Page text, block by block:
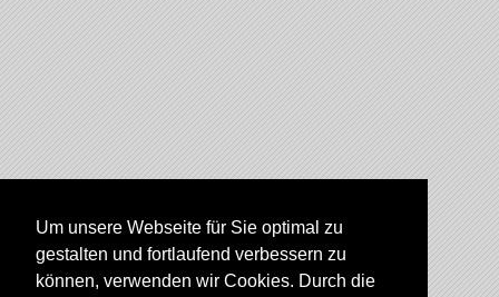
Um unsere Webseite für Sie optimal zu
gestalten und fortlaufend verbessern zu
können, verwenden wir Cookies. Durch die